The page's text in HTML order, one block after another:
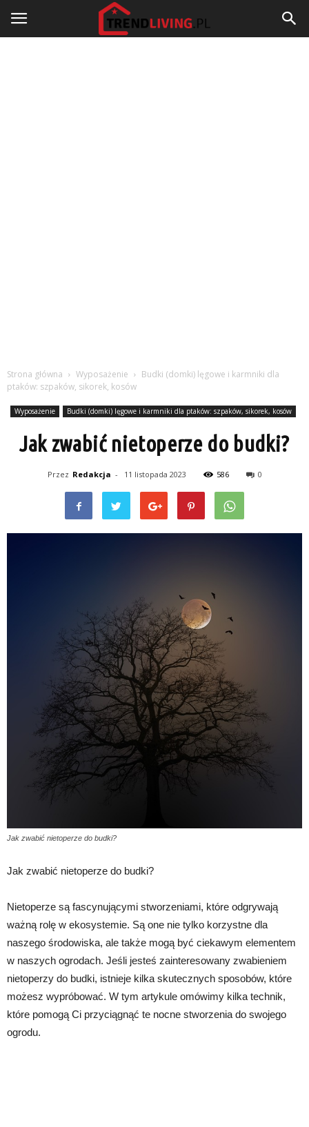
Strona główna Wyposażenie
Budki (domki) lęgowe i karmniki dla
ptaków: szpaków, sikorek, kosów
Wyposażenie Budki (domki) lęgowe i karmniki dla ptaków: szpaków, sikorek, kosów
Jak zwabić nietoperze do budki?
Przez Redakcja - 11 listopada 2023 586 0
Jak zwabić nietoperze do budki?
Jak zwabić nietoperze do budki?
Nietoperze są fascynującymi stworzeniami, które odgrywają
ważną rolę w ekosystemie. Są one nie tylko korzystne dla
naszego środowiska, ale także mogą być ciekawym elementem
w naszych ogrodach. Jeśli jesteś zainteresowany zwabieniem
nietoperzy do budki, istnieje kilka skutecznych sposobów, które
możesz wypróbować. W tym artykule omówimy kilka technik,
które pomogą Ci przyciągnąć te nocne stworzenia do swojego
ogrodu.